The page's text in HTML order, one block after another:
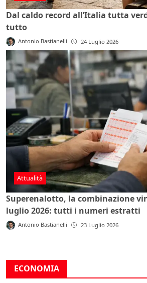
Dal caldo record all’Italia tutta
tutto
Antonio Bastianelli 24 Luglio 2026
Attualità
Superenalotto, la combinazione
luglio 2026: tutti i numeri estratti
Antonio Bastianelli 23 Luglio 2026
⁠⁠ECONOMIA